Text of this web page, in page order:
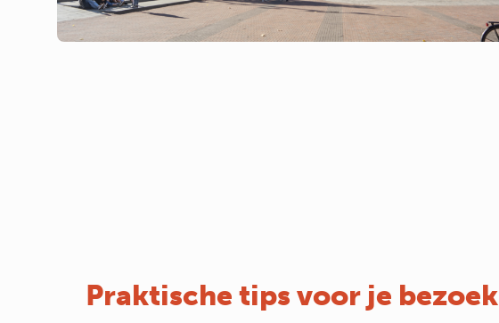
Praktische tips voor je bezoek